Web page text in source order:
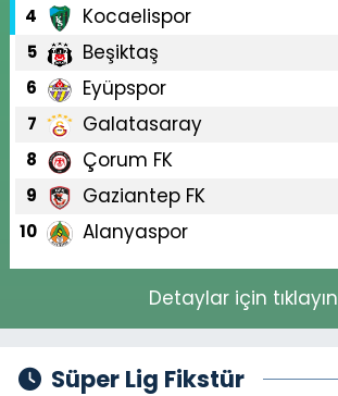
4 Kocaelispor
5 Beşiktaş
6 Eyüpspor
7 Galatasaray
8 Çorum FK
9 Gaziantep FK
10 Alanyaspor
Detaylar için tıklayın
Süper Lig Fikstür